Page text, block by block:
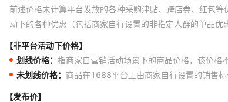
前述价格未计算平台发放的各种采购津贴、跨店券、红包
动下的各种优惠（包括商家自行设置的非指定人群的单品
【非平台活动下价格】
划线价格： 指商家自营销活动场景下的商品价格，该价格
未划线价格： 商品在1688平台上由商家自行设置的销售
【发布价】